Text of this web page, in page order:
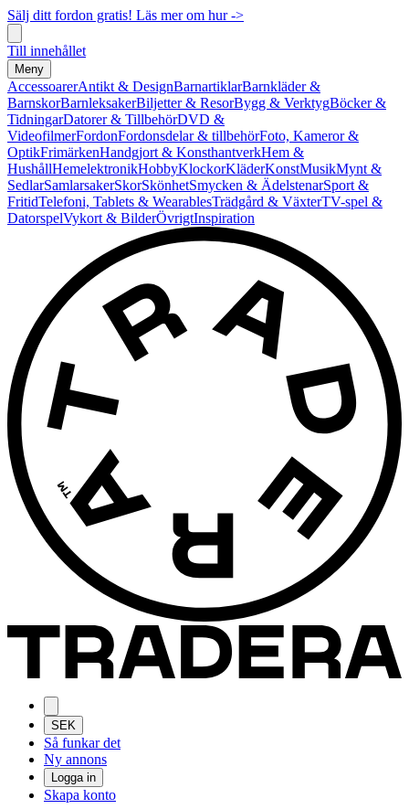
Sälj ditt fordon gratis! Läs mer om hur ->
Till innehållet
Meny
AccessoarerAntikt & DesignBarnartiklarBarnkläder &
BarnskorBarnleksakerBiljetter & ResorBygg & VerktygBöcker &
TidningarDatorer & TillbehörDVD &
VideofilmerFordonFordonsdelar & tillbehörFoto, Kameror &
OptikFrimärkenHandgjort & KonsthantverkHem &
HushållHemelektronikHobbyKlockorKläderKonstMusikMynt &
SedlarSamlarsakerSkorSkönhetSmycken & ÄdelstenarSport &
FritidTelefoni, Tablets & WearablesTrädgård & VäxterTV-spel &
DatorspelVykort & BilderÖvrigtInspiration
SEK
Så funkar det
Ny annons
Logga in
Skapa konto